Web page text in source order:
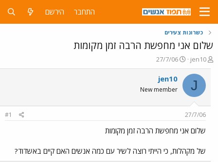
התחבר הירשם
כשרונות צעירים
שלום אני מחפשת הרבה זמן מקומות
פ
ו
ת
ח
ה
ו
ש
א
jen10
פ
ו
ר
ם
ר
ך
27/7/06
J
jen10
New member
27/7/06
#1
שלום אני מחפשת הרבה זמן מקומות
של מקהלות, כי הייתי רוצה לשיר עם כמה אנשים האם קיים באשדוד?